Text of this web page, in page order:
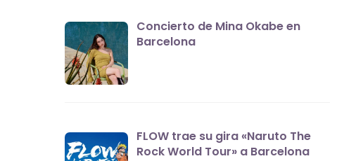
Concierto de Mina Okabe en
Barcelona
FLOW trae su gira «Naruto The
Rock World Tour» a Barcelona